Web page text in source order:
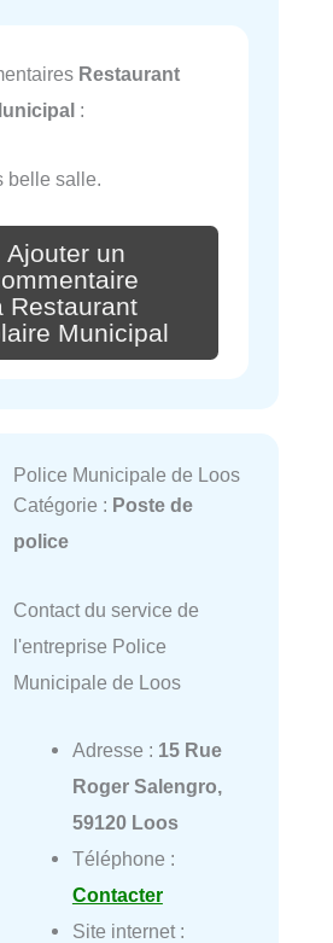
Restaurant
:
belle salle.
Ajouter un
Restaurant
Municipal
Police Municipale de Loos
Catégorie : Poste de
police
Contact du service de
l'entreprise Police
Municipale de Loos
Adresse : 15 Rue
Roger Salengro,
59120 Loos
Téléphone :
Contacter
Site internet :